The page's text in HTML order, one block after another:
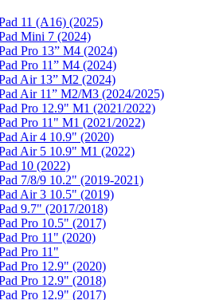
11 (A16) (2025)
Mini 7 (2024)
Pro 13” M4 (2024)
Pro 11” M4 (2024)
Air 13” M2 (2024)
Air 11” M2/M3 (2024/2025)
Pro 12.9" M1 (2021/2022)
Pro 11" M1 (2021/2022)
Air 4 10.9" (2020)
Air 5 10.9" M1 (2022)
10 (2022)
7/8/9 10.2" (2019-2021)
Air 3 10.5" (2019)
9.7" (2017/2018)
Pro 10.5" (2017)
Pro 11" (2020)
Pro 11"
Pro 12.9" (2020)
Pro 12.9" (2018)
Pro 12.9" (2017)